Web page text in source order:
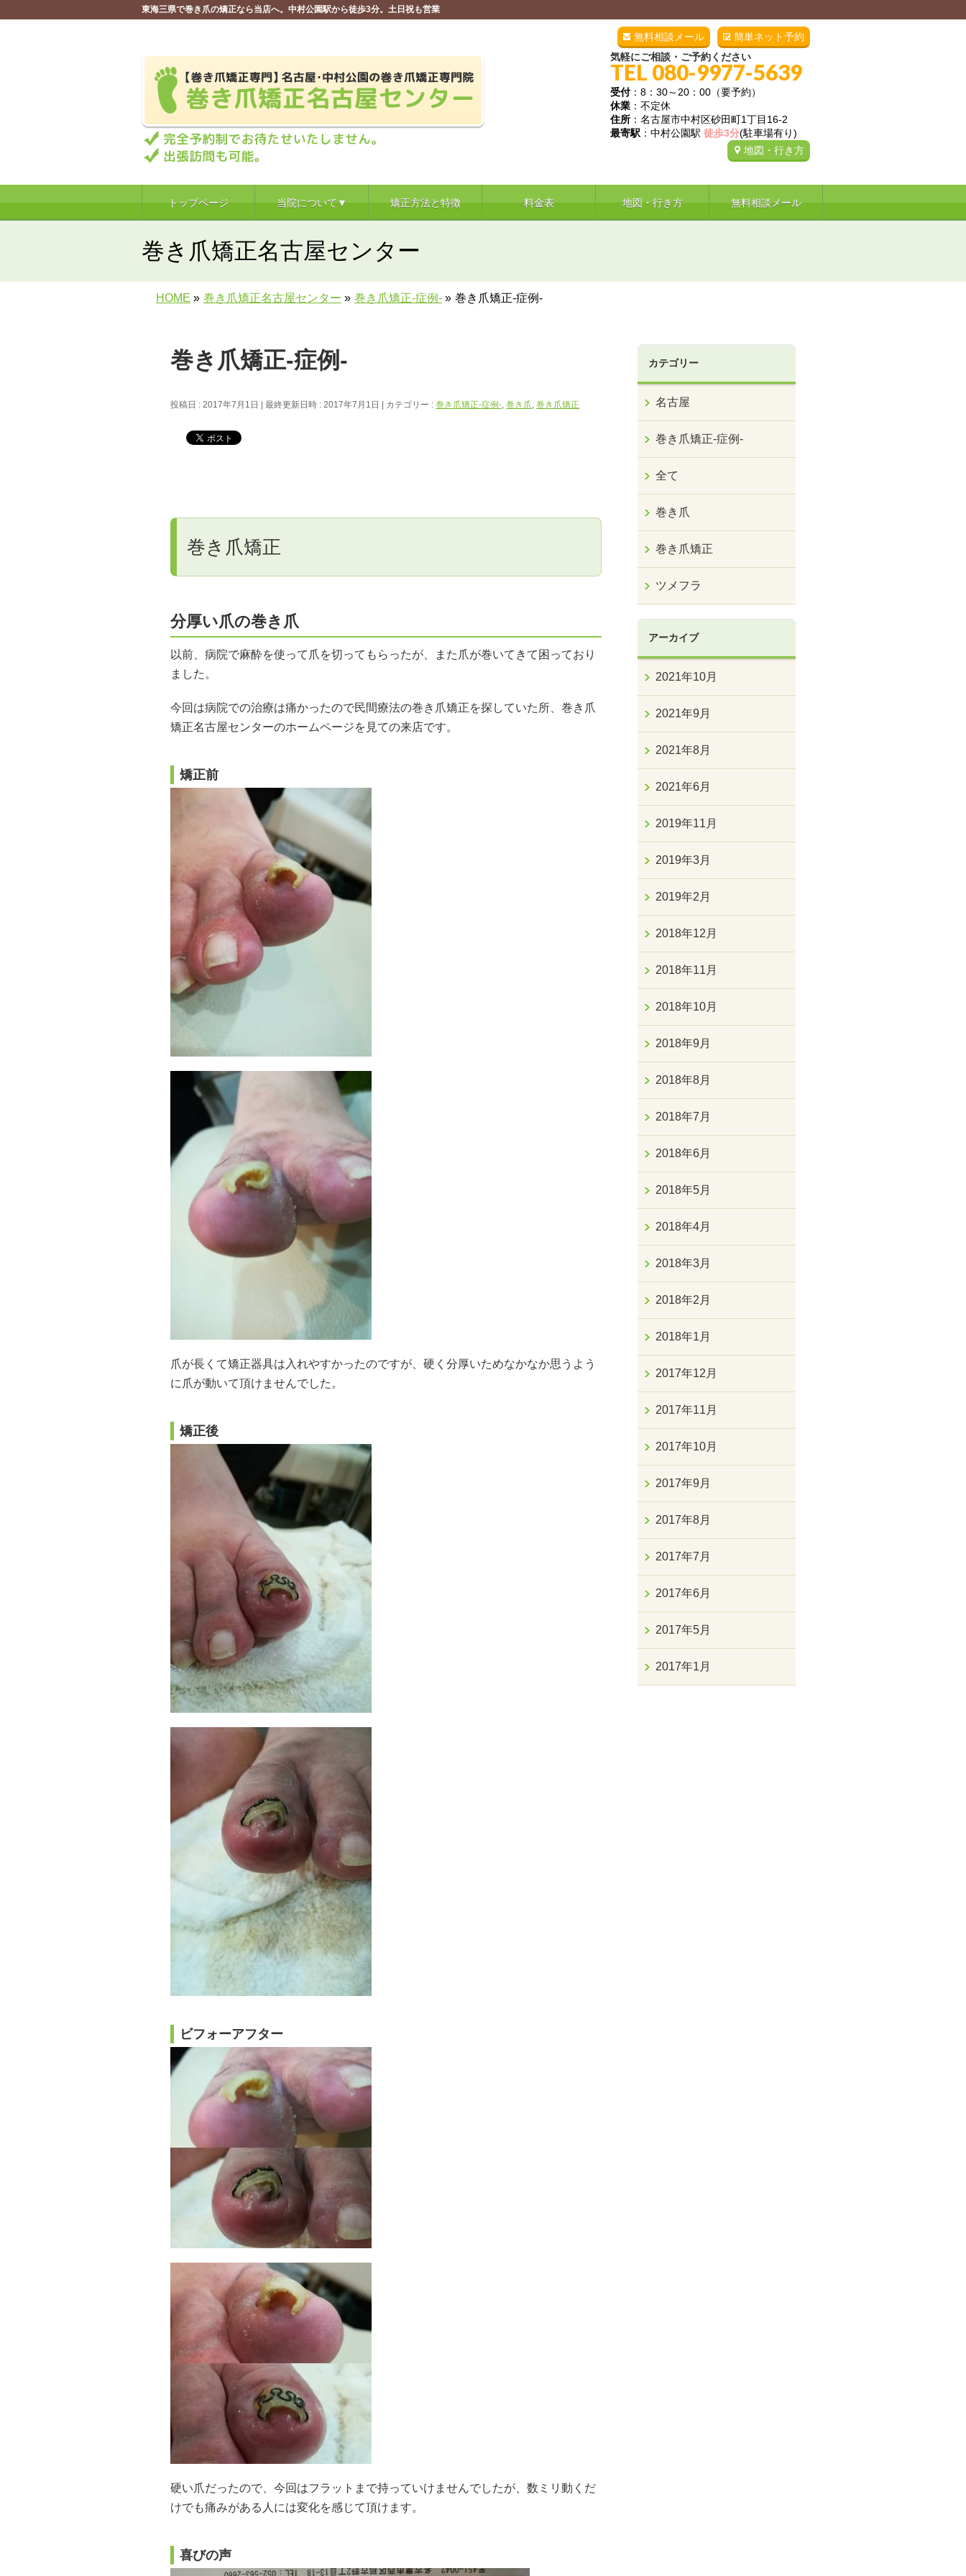
東海三県で巻き爪の矯正なら当店へ。中村公園駅から徒歩3分。土日祝も営業
簡単ネット予約
無料相談メール
気軽にご相談・ご予約ください
TEL 080-9977-5639
受付：8：30～20：00（要予約）
休業 ：不定休
住所 ：名古屋市中村区砂田町1丁目16-2
最寄駅 ：中村公園駅 徒歩3分(駐車場有り)
地図・行き方
トップページ 当院について▼ 矯正方法と特徴 料金表 地図・行き方 無料相談メール
巻き爪矯正名古屋センター
HOME » 巻き爪矯正名古屋センター » 巻き爪矯正‐症例‐ » 巻き爪矯正‐症例-
巻き爪矯正‐症例-
投稿日 : 2017年7月1日 最終更新日時 : 2017年7月1日 カテゴリー : 巻き爪矯正‐症例‐, 巻き爪, 巻き爪矯正
巻き爪矯正
分厚い爪の巻き爪
以前、病院で麻酔を使って爪を切ってもらったが、また爪が巻いてきて困っており
ました。
今回は病院での治療は痛かったので民間療法の巻き爪矯正を探していた所、巻き爪
矯正名古屋センターのホームページを見ての来店です。
矯正前
爪が長くて矯正器具は入れやすかったのですが、硬く分厚いためなかなか思うよう
に爪が動いて頂けませんでした。
矯正後
ビフォーアフター
硬い爪だったので、今回はフラットまで持っていけませんでしたが、数ミリ動くだ
けでも痛みがある人には変化を感じて頂けます。
喜びの声
カテゴリー
名古屋
巻き爪矯正‐症例‐
全て
巻き爪
巻き爪矯正
ツメフラ
アーカイブ
2021年10月
2021年9月
2021年8月
2021年6月
2019年11月
2019年3月
2019年2月
2018年12月
2018年11月
2018年10月
2018年9月
2018年8月
2018年7月
2018年6月
2018年5月
2018年4月
2018年3月
2018年2月
2018年1月
2017年12月
2017年11月
2017年10月
2017年9月
2017年8月
2017年7月
2017年6月
2017年5月
2017年1月